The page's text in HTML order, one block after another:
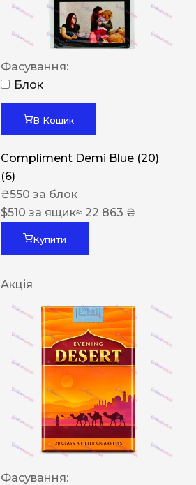
Фасування:
Блок
В Кошик
Compliment Demi Blue (20)
(6)
₴550 за блок
$510 за ящик≈ 22 863 ₴
Купити
Акція
Фасування: